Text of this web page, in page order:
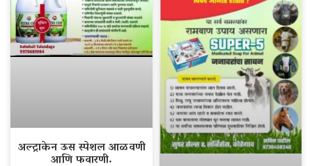
अल्ट्राकेन ऊस स्पेशल आळवणी
आणि फवारणी.